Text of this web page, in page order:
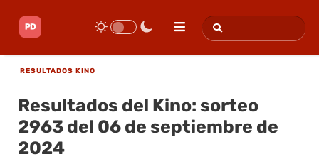
RESULTADOS KINO
Resultados del Kino: sorteo
2963 del 06 de septiembre de
2024